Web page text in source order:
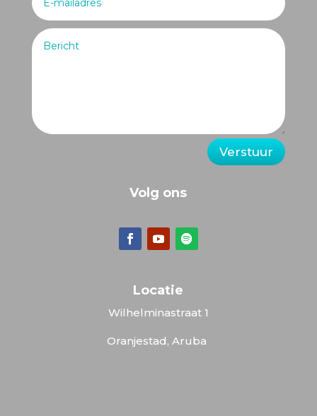
Verstuur
Volg ons
Locatie
Wilhelminastraat 1
Oranjestad, Aruba